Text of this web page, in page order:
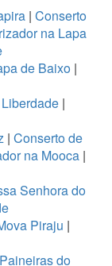
| Conserto
na Lapa
de Baixo |
|
| Conserto de
na Mooca |
Senhora do
Piraju |
do